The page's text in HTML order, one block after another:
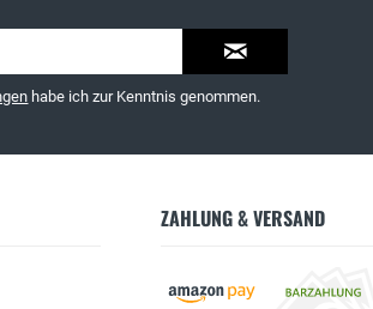
habe ich zur Kenntnis genommen.
ZAHLUNG & VERSAND